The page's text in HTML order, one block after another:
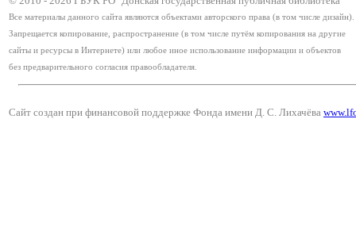
Все материалы данного сайта являются объектами авторского права (в том числе дизайн).
Запрещается копирование, распространение (в том числе путём копирования на другие
сайты и ресурсы в Интернете) или любое иное использование информации и объектов
без предварительного согласия правообладателя.
Сайт создан при финансовой поддержке Фонда имени Д. С. Лихачёва